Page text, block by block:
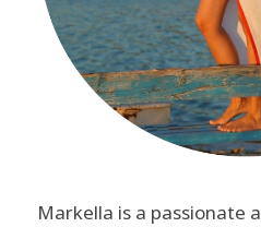
Markella is a passionate